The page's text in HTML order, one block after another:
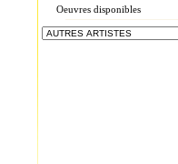
Oeuvres disponibles